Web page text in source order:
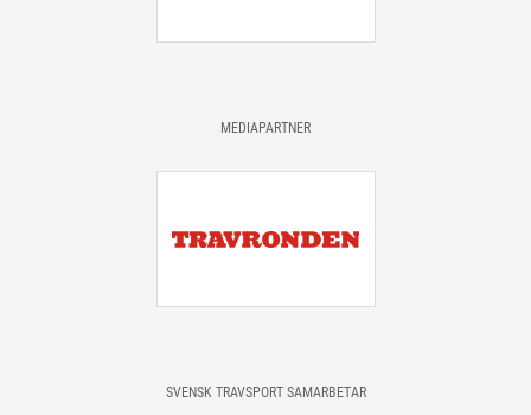
MEDIAPARTNER
SVENSK TRAVSPORT SAMARBETAR